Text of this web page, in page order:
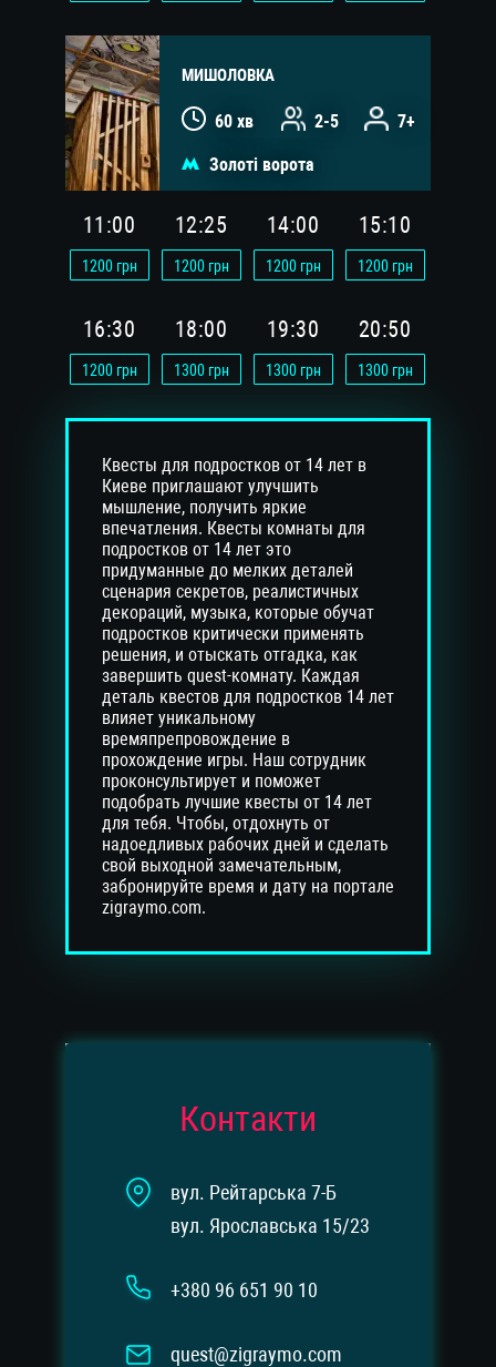
МИШОЛОВКА
60 хв 2-5 7+
Золоті ворота
11:00
1200грн
12:25
1200грн
14:00
1200грн
15:10
1200грн
16:30
1200грн
18:00
1300грн
19:30
1300грн
20:50
1300грн
Квесты для подростков от 14 лет в
Киеве приглашают улучшить
мышление, получить яркие
впечатления. Квесты комнаты для
подростков от 14 лет это
придуманные до мелких деталей
сценария секретов, реалистичных
декораций, музыка, которые обучат
подростков критически применять
решения, и отыскать отгадка, как
завершить quest-комнату. Каждая
деталь квестов для подростков 14 лет
влияет уникальному
времяпрепровождение в
прохождение игры. Наш сотрудник
проконсультирует и поможет
подобрать лучшие квесты от 14 лет
для тебя. Чтобы, отдохнуть от
надоедливых рабочих дней и сделать
свой выходной замечательным,
забронируйте время и дату на портале
zigraymo.com.
Контакти
вул. Рейтарська 7-Б
вул. Ярославська 15/23
+380 96 651 90 10
quest@zigraymo.com